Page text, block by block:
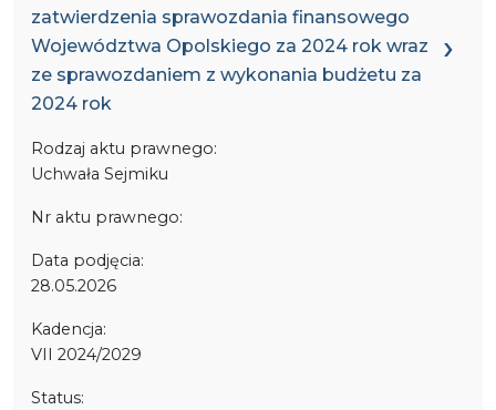
zatwierdzenia sprawozdania finansowego
Województwa Opolskiego za 2024 rok wraz
ze sprawozdaniem z wykonania budżetu za
2024 rok
Rodzaj aktu prawnego:
Uchwała Sejmiku
Nr aktu prawnego:
Data podjęcia:
28.05.2026
Kadencja:
VII 2024/2029
Status: